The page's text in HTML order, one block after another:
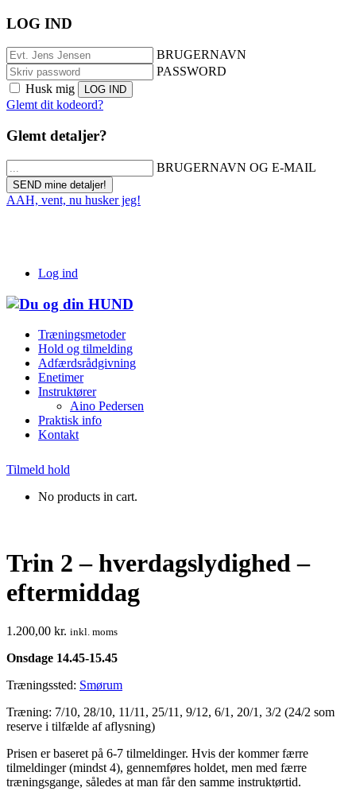
LOG IND
BRUGERNAVN
PASSWORD
Husk mig
Glemt dit kodeord?
Glemt detaljer?
BRUGERNAVN OG E-MAIL
AAH, vent, nu husker jeg!
Log ind
Træningsmetoder
Hold og tilmelding
Adfærdsrådgivning
Enetimer
Instruktører
Aino Pedersen
Praktisk info
Kontakt
Tilmeld hold
No products in cart.
Trin 2 – hverdagslydighed –
eftermiddag
1.200,00 kr. inkl. moms
Onsdage 14.45-15.45
Træningssted: Smørum
Træning: 7/10, 28/10, 11/11, 25/11, 9/12, 6/1, 20/1, 3/2 (24/2 som
reserve i tilfælde af aflysning)
Prisen er baseret på 6-7 tilmeldinger. Hvis der kommer færre
tilmeldinger (mindst 4), gennemføres holdet, men med færre
træningsgange, således at man får den samme instruktørtid.